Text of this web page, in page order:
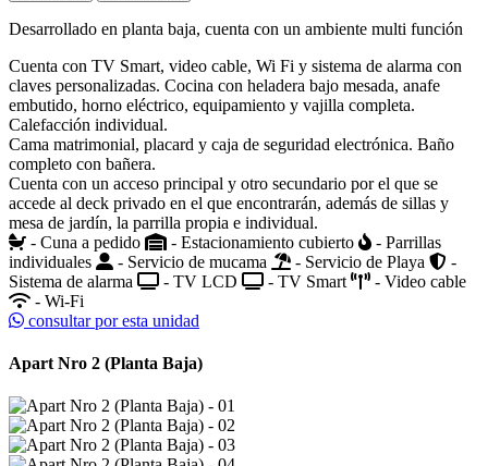
Desarrollado en planta baja, cuenta con un ambiente multi función
Cuenta con TV Smart, video cable, Wi Fi y sistema de alarma con
claves personalizadas. Cocina con heladera bajo mesada, anafe
embutido, horno eléctrico, equipamiento y vajilla completa.
Calefacción individual.
Cama matrimonial, placard y caja de seguridad electrónica. Baño
completo con bañera.
Cuenta con un acceso principal y otro secundario por el que se
accede al deck privado en el que encontrarán, además de sillas y
mesa de jardín, la parrilla propia e individual.
- Cuna a pedido
- Estacionamiento cubierto
- Parrillas
individuales
- Servicio de mucama - Servicio de Playa
-
Sistema de alarma
- TV LCD - TV Smart
- Video cable
- Wi-Fi
consultar por esta unidad
Apart Nro 2 (Planta Baja)